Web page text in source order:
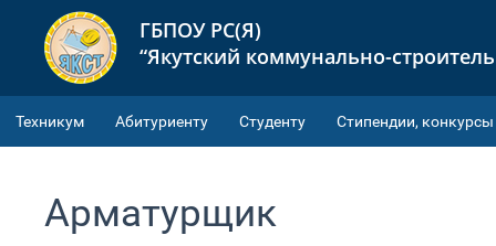
ГБПОУ РС(Я)
“Якутский коммунально-
Техникум Абитуриенту Студенту Cтипендии, конкурсы
Арматурщик